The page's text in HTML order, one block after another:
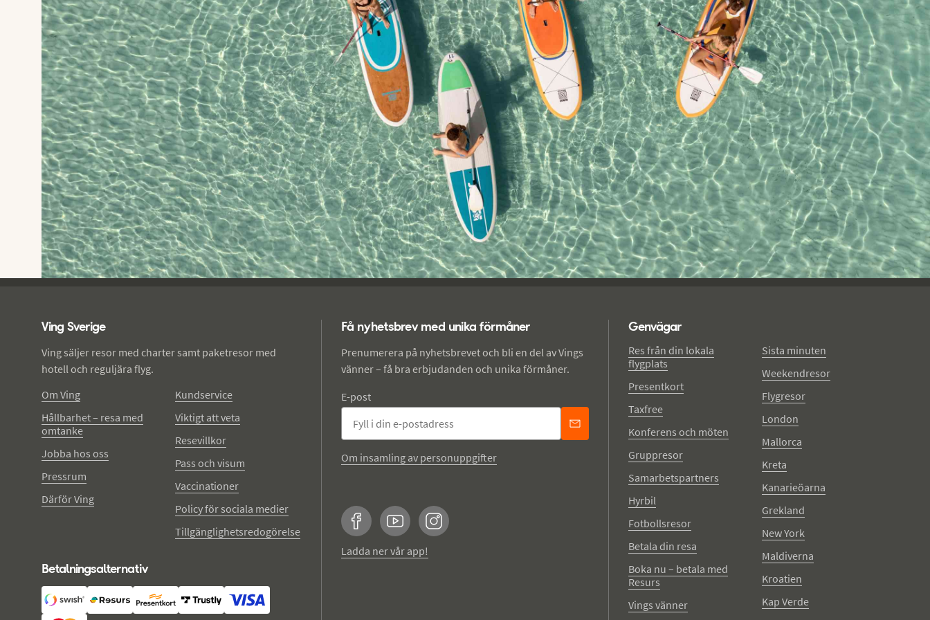
Ving Sverige
Ving säljer resor med charter samt paketresor med
hotell och reguljära flyg.
Om Ving
Hållbarhet – resa med
omtanke
Jobba hos oss
Pressrum
Därför Ving
Kundservice
Viktigt att veta
Resevillkor
Pass och visum
Vaccinationer
Policy för sociala medier
Tillgänglighetsredogörelse
Betalningsalternativ
Få nyhetsbrev med unika förmåner
Prenumerera på nyhetsbrevet och bli en del av Vings
vänner – få bra erbjudanden och unika förmåner.
E-post
Om insamling av personuppgifter
FacebookYouTubeInstagram
Ladda ner vår app!
Genvägar
Res från din lokala
flygplats
Presentkort
Taxfree
Konferens och möten
Gruppresor
Samarbetspartners
Hyrbil
Fotbollsresor
Betala din resa
Boka nu – betala med
Resurs
Vings vänner
Sista minuten
Weekendresor
Flygresor
London
Mallorca
Kreta
Kanarieöarna
Grekland
New York
Maldiverna
Kroatien
Kap Verde